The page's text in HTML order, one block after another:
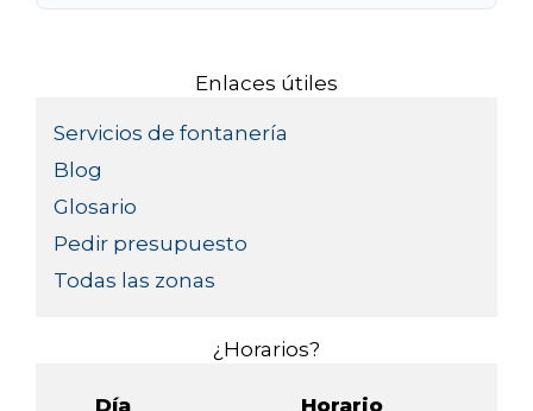
Enlaces útiles
Servicios de fontanería
Blog
Glosario
Pedir presupuesto
Todas las zonas
¿Horarios?
Día Horario